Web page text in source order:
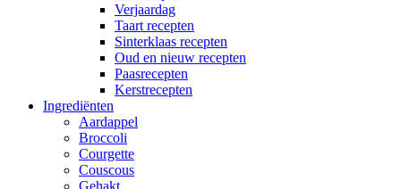
Verjaardag
Taart recepten
Sinterklaas recepten
Oud en nieuw recepten
Paasrecepten
Kerstrecepten
Ingrediënten
Aardappel
Broccoli
Courgette
Couscous
Gehakt